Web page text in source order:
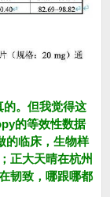
。但我觉得这
的等效性数据
的临床，生物样
正大天晴在杭州
韧致，哪跟哪都